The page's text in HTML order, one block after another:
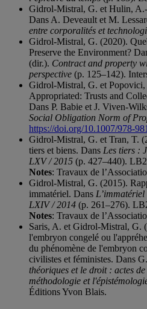
Gidrol-Mistral, G. et Hulin,
Dans A. Deveault et M.
entre corporalités et
Gidrol-Mistral, G. (2020).
Preserve the Environment?
(dir.). Contract and property
perspective (p. 125–142).
Gidrol-Mistral, G. et
Appropriated: Trusts and
Dans P. Babie et J. Viven-
Social Obligation Norm of
https://doi.org/10.1007/978-
Gidrol-Mistral, G. et Tran, T.
tiers et biens. Dans Les tiers :
LXV / 2015 (p. 427–440).
Notes: Travaux de
Gidrol-Mistral, G. (2015).
immatériel. Dans
LXIV / 2014 (p. 261–276).
Notes: Travaux de
Saris, A. et Gidrol-Mistral, G.
l'embryon congelé ou
du phénomène de l'embryon
civilistes et féministes. Dans
théoriques et le droit : actes
méthodologie et
Éditions Yvon Blais.